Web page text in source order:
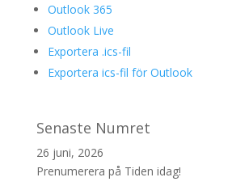
Outlook 365
Outlook Live
Exportera .ics-fil
Exportera ics-fil för Outlook
Senaste Numret
26 juni, 2026
Prenumerera på Tiden idag!